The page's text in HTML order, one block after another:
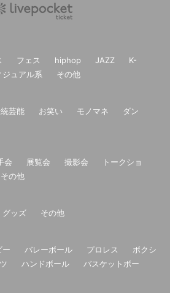
フェス hiphop JAZZ
K-
ジュアル系 その他
芸能 お笑い モノマネ
ダン
会 展覧会 撮影会
トークショ
その他
グッズ その他
ー バレーボール プロレス
ボクシ
ハンドボール
バスケットボー